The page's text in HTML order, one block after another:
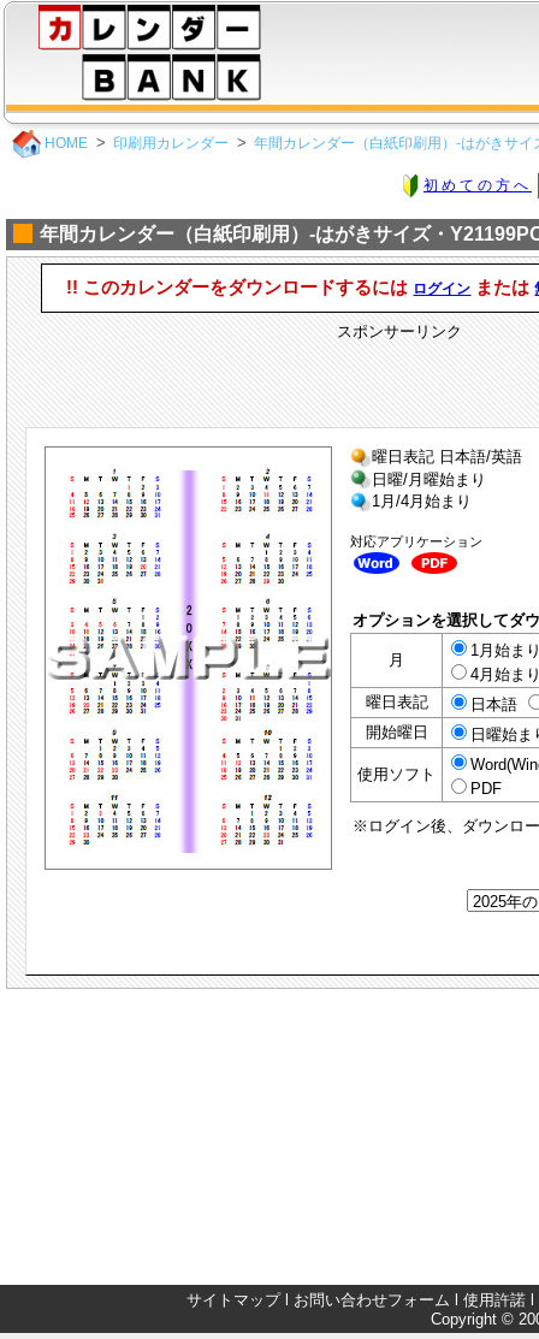
HOME 印刷用カレンダー 年間カレンダー（白紙印刷用）-はがきサ
初めての方へ
年間カレンダー（白紙印刷用）-はがきサイズ・
!! このカレンダーをダウンロードするには ログイン または
スポンサーリンク
曜日表記 日本語/英語
日曜/月曜始まり
1月/4月始まり
対応アプリケーション
オプションを選択してダ
月
1月始ま
4月始ま
曜日表記
日本語
開始曜日
日曜始ま
使用ソフト
PDF
※ログイン後、ダウンロ
サイトマップl お問い合わせフォーム 使用許諾
Copyright ©